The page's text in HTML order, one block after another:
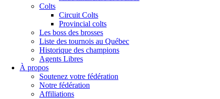
Colts
Circuit Colts
Provincial colts
Les boss des brosses
Liste des tournois au Québec
Historique des champions
Agents Libres
À propos
Soutenez votre fédération
Notre fédération
Affiliations